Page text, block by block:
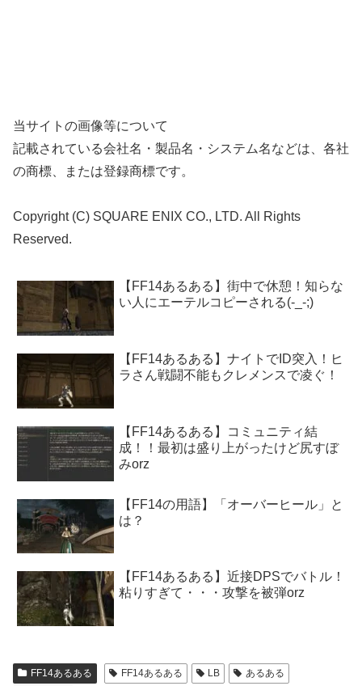
当サイトの画像等について
記載されている会社名・製品名・システム名などは、各社
の商標、または登録商標です。
Copyright (C) SQUARE ENIX CO., LTD. All Rights
Reserved.
【FF14あるある】街中で休憩！知らな
い人にエーテルコピーされる(-_-;)
【FF14あるある】ナイトでID突入！ヒ
ラさん戦闘不能もクレメンスで凌ぐ！
【FF14あるある】コミュニティ結
成！！最初は盛り上がったけど尻すぼ
みorz
【FF14の用語】「オーバーヒール」と
は？
【FF14あるある】近接DPSでバトル！
粘りすぎて・・・攻撃を被弾orz
FF14あるある FF14あるある LB
あるある